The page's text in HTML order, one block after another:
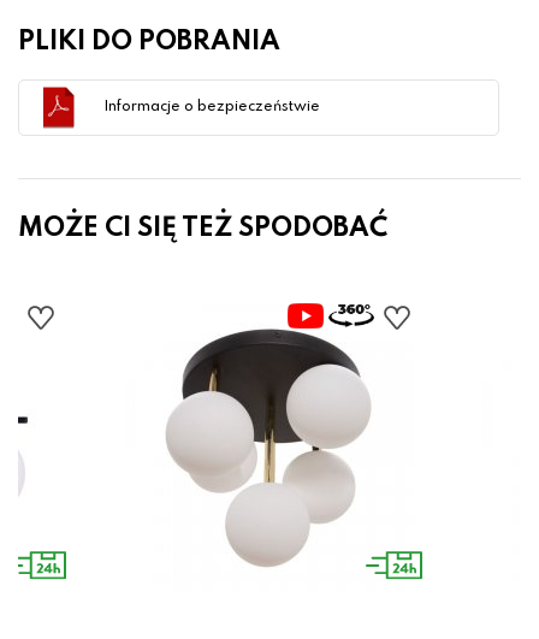
PLIKI DO POBRANIA
Informacje o bezpieczeństwie
MOŻE CI SIĘ TEŻ SPODOBAĆ